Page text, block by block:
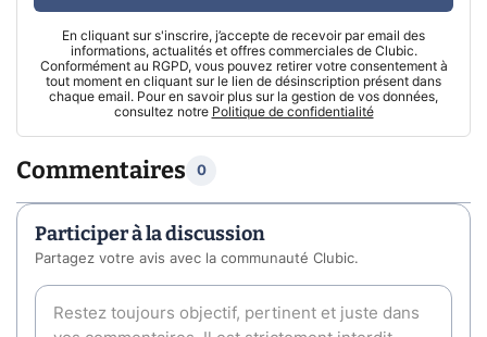
En cliquant sur s'inscrire, j’accepte de recevoir par email des
informations, actualités et offres commerciales de Clubic.
Conformément au RGPD, vous pouvez retirer votre consentement à
tout moment en cliquant sur le lien de désinscription présent dans
chaque email. Pour en savoir plus sur la gestion de vos données,
consultez notre Politique de confidentialité
Commentaires 0
Participer à la discussion
Partagez votre avis avec la communauté Clubic.